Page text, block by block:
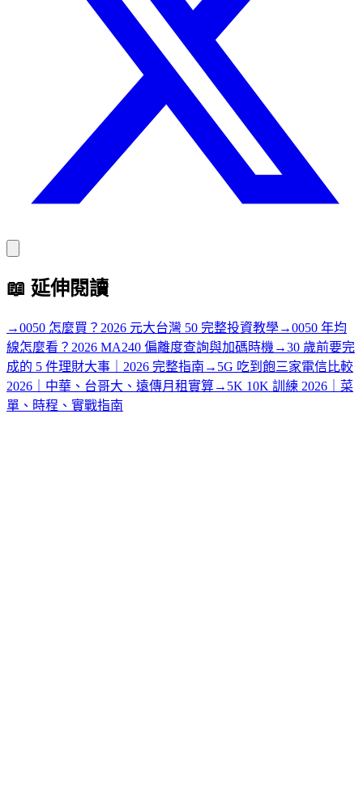
📖 延伸閱讀
→0050 怎麼買？2026 元大台灣 50 完整投資教學→0050 年均
線怎麼看？2026 MA240 偏離度查詢與加碼時機 →30 歲前要完
成的 5 件理財大事｜2026 完整指南 → 5G 吃到飽三家電信比較
2026｜中華、台哥大、遠傳月租實算→ 5K 10K 訓練 2026｜菜
單、時程、實戰指南